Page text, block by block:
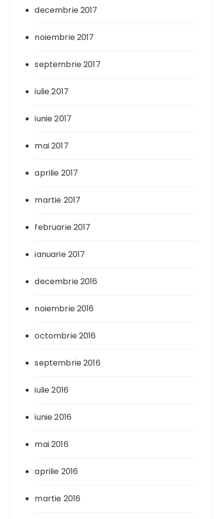
decembrie 2017
noiembrie 2017
septembrie 2017
iulie 2017
iunie 2017
mai 2017
aprilie 2017
martie 2017
februarie 2017
ianuarie 2017
decembrie 2016
noiembrie 2016
octombrie 2016
septembrie 2016
iulie 2016
iunie 2016
mai 2016
aprilie 2016
martie 2016